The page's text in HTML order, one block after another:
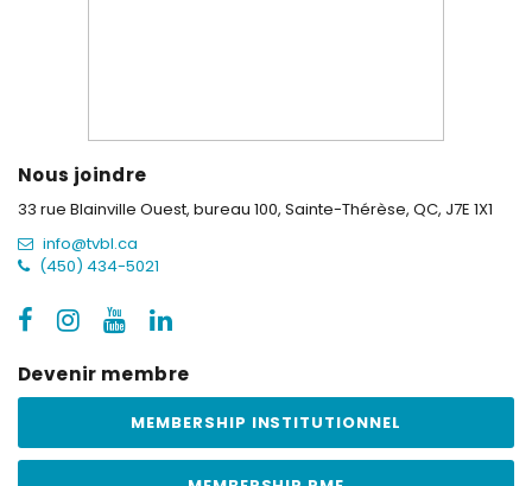
Nous joindre
33 rue Blainville Ouest, bureau 100, Sainte-Thérèse, QC, J7E 1X1
info@tvbl.ca
(450) 434-5021
Devenir membre
MEMBERSHIP INSTITUTIONNEL